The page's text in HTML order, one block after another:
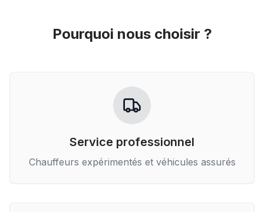
Pourquoi nous choisir ?
Service professionnel
Chauffeurs expérimentés et véhicules assurés